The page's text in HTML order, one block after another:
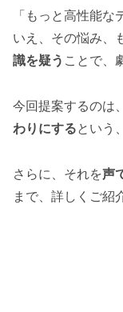
「もっと高性能な
いえ、その悩み、
識を疑う ことで、
今回提案するのは、
わりにするという
さらに、それを声
まで、詳しくご紹